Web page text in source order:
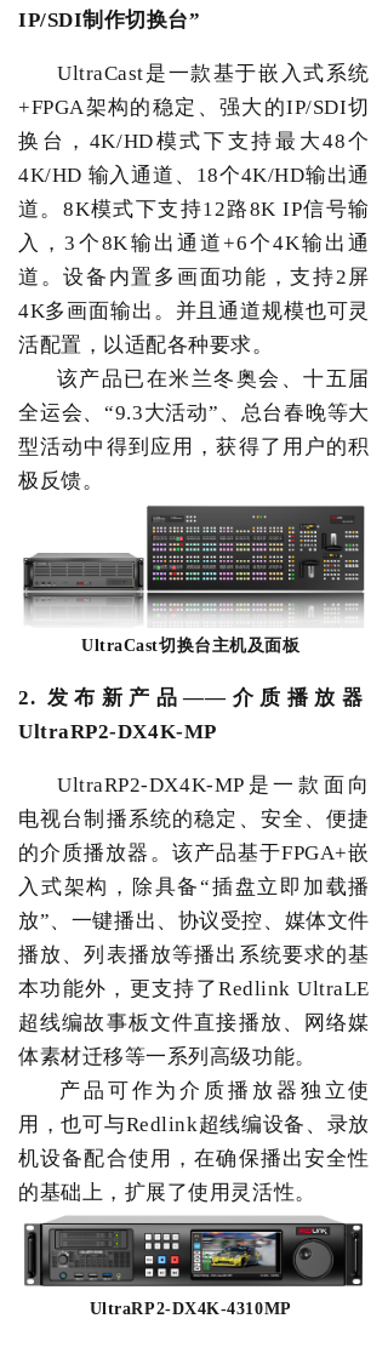
IP/SDI制作切换台”
UltraCast是一款基于嵌入式系统
+FPGA架构的稳定、强大的IP/SDI切
换台， 4K/HD模式下支持最大48个
4K/HD 输入通道、 18个4K/HD输出通
道。 8K模式下支持12路8K IP信号输
入，3 个8K输出通道+6个4K输出通
道。设备内置多画面功能，支持2 屏
4K多画面输出。并且通道规模也可灵
活配置，以适配各种要求。
该产品已在米兰冬奥会、十五届
全运会、“9.3大活动” 、总台春晚等大
型活动中得到应用，获得了用户的积
极反馈。
UltraCast切换台主机及面板
2. 发布新产品——介质播放器
UltraRP2-DX4K-MP
UltraRP2-DX4K-MP 是一款面向
电视台制播系统的稳定、安全、便捷
的介质播放器。该产品基于FPGA+嵌
入式架构，除具备“插盘立即加载播
放”、一键播出、协议受控、媒体文件
播放、列表播放等播出系统要求的基
本功能外，更支持了Redlink UltraLE
超线编故事板文件直接播放、网络媒
体素材迁移等一系列高级功能。
产品可作为介质播放器独立使
用，也可与Redlink超线编设备、录放
机设备配合使用，在确保播出安全性
的基础上，扩展了使用灵活性。
UltraRP2-DX4K-4310MP